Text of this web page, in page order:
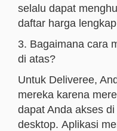
selalu dapat
daftar harga
3. Bagaimana cara
di atas?
Untuk Deliveree,
mereka karena
dapat Anda akses
desktop. Aplikasi